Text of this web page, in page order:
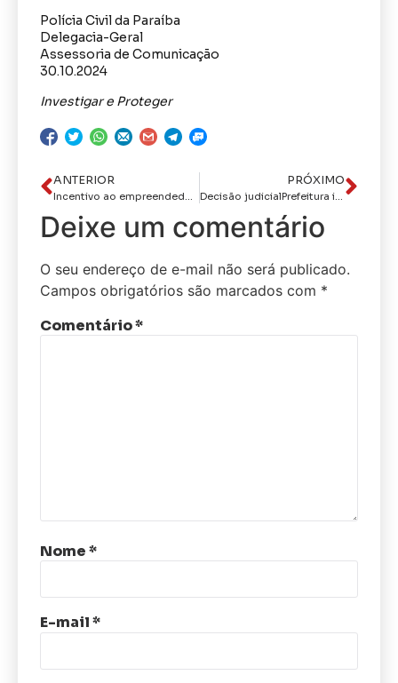
Polícia Civil da Paraíba
Delegacia-Geral
Assessoria de Comunicação
30.10.2024
Investigar e Proteger
ANTERIOR PRÓXIMO
Decisão judicialPrefeitura irá concluir os estudos ambientais para retomada das obras do Parque da Cidade
Deixe um comentário
O seu endereço de e-mail não será publicado.
Campos obrigatórios são marcados com *
Comentário*
Nome*
E-mail*